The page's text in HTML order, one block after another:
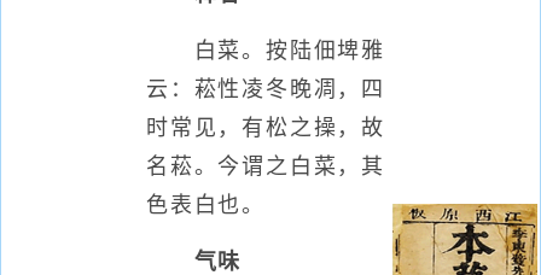
白菜。按陆佃埤雅
云：菘性凌冬晚凋，四
时常见，有松之操，故
名菘。今谓之白菜，其
色表白也。
气味